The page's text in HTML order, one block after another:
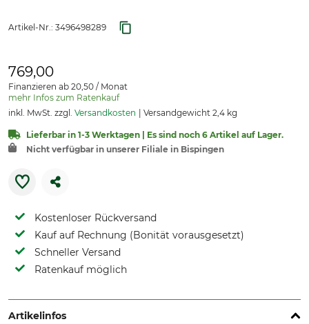
Artikel-Nr.: 3496498289
769,00
Finanzieren ab 20,50 / Monat
mehr Infos zum Ratenkauf
inkl. MwSt. zzgl. Versandkosten Versandgewicht 2,4 kg
Lieferbar in 1-3 Werktagen | Es sind noch 6 Artikel auf Lager.
Nicht verfügbar in unserer Filiale in Bispingen
Kostenloser Rückversand
Kauf auf Rechnung (Bonität vorausgesetzt)
Schneller Versand
Ratenkauf möglich
Artikelinfos